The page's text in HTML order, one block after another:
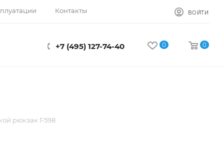
Контакты ВОЙТИ
+7 (495) 127-74-40 0 0
рюкзак Г-598